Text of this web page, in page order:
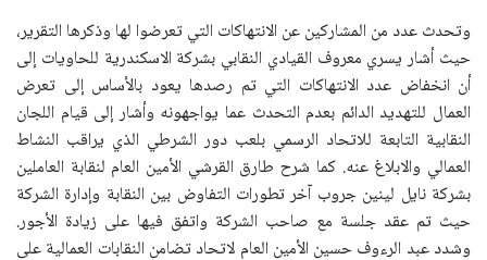
وتحدث عدد من المشاركين عن الانتهاكات التي تعرضوا لها وذكرها التقرير،
حيث أشار يسري معروف القيادي النقابي بشركة الاسكندرية للحاويات إلى
أن انخفاض عدد الانتهاكات التي تم رصدها يعود بالأساس إلى تعرض
العمال للتهديد الدائم بعدم التحدث عما يواجهونه وأشار إلى قيام اللجان
النقابية التابعة للاتحاد الرسمي بلعب دور الشرطي الذي يراقب النشاط
العمالي والابلاغ عنه. كما شرح طارق القرشي الأمين العام لنقابة العاملين
بشركة نايل لينين جروب آخر تطورات التفاوض بين النقابة وإدارة الشركة
حيث تم عقد جلسة مع صاحب الشركة واتفق فيها على زيادة الأجور.
وشدد عبد الرءوف حسين الأمين العام لاتحاد تضامن النقابات العمالية على